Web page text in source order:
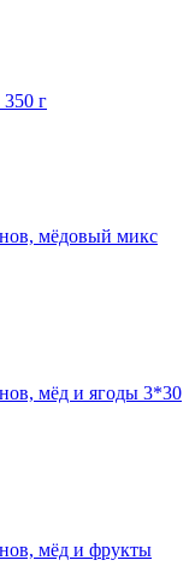
г
мёдовый микс
мёд и ягоды 3*30
мёд и фрукты